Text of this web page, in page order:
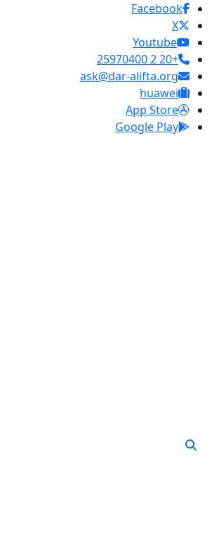
Facebook
X
Youtube
+20 2 25970400
ask@dar-alifta.org
huawei
App Store
Google Play